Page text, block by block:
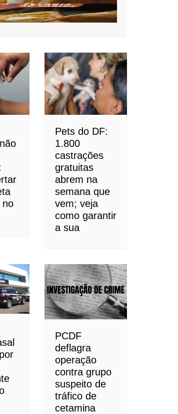
no
Pets do DF:
1.800
castrações
gratuitas
abrem na
semana que
vem; veja
como garantir
a sua
PCDF
deflagra
operação
contra grupo
suspeito de
tráfico de
cetamina